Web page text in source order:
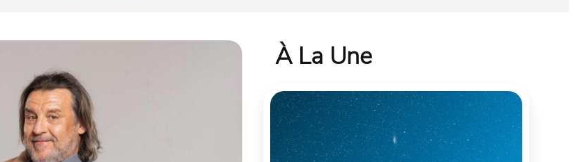
À La Une